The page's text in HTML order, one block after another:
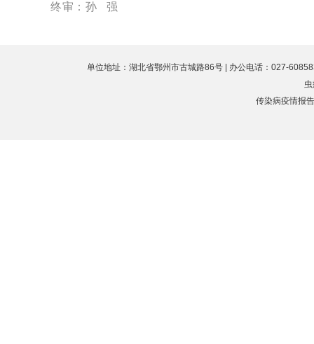
终审：孙 强
单位地址：湖北省鄂州市古城路86号 | 办公电话：027-
传染病疫情报